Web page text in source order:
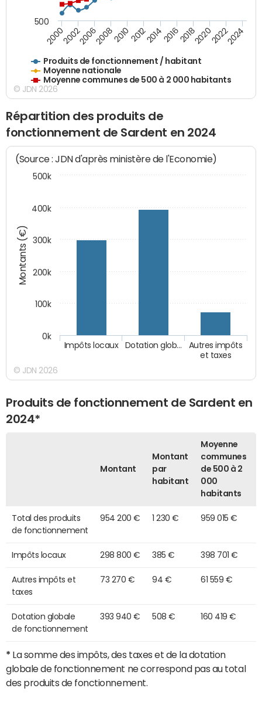
Produits de fonctionnement / habitant
Moyenne nationale
Moyenne communes de 500 à 2 000 habitants
200020022006200820102012201420162018202020222024
500
© JDN 2026
Répartition des produits de
fonctionnement de Sardent en 2024
Montants (€)
(Source : JDN d'après ministère de l'Economie)
Autres impôts
et taxes
Dotation glob…
Impôts locaux
0k
100k
200k
300k
400k
500k
© JDN 2026
Produits de fonctionnement de Sardent en
2024*
Montant
Montant
par
habitant
Moyenne
communes
de 500 à 2
000
habitants
Total des produits
de fonctionnement
954 200 € 1 230 € 959 015 €
Impôts locaux 298 800 € 385 € 398 701 €
Autres impôts et
taxes
73 270 € 94 € 61 559 €
Dotation globale
de fonctionnement
393 940 € 508 € 160 419 €
* La somme des impôts, des taxes et de la dotation
globale de fonctionnement ne correspond pas au total
des produits de fonctionnement.